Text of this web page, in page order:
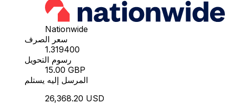
Nationwide
سعر الصرف
1.319400
رسوم التحويل
15.00 GBP
المرسل إليه يستلم
26,368.20 USD